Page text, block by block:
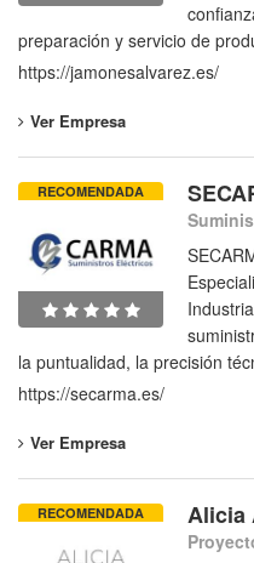
preparación y servicio de
https://jamonesalvarez.es/
Ver Empresa
RECOMENDADA
la puntualidad, la precisión
https://secarma.es/
Ver Empresa
RECOMENDADA Alicia